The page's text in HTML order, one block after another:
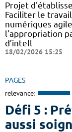
Projet
Faciliter le
numériques
l’appropriation
d’intell
18/02/2026 15:25
PAGES
relevance:
Défi 5 :
aussi